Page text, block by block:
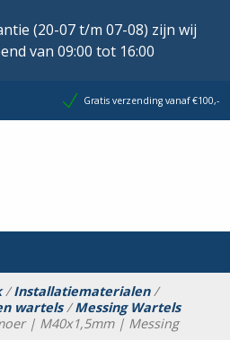
(20-07 t/m 07-08) zijn wij
van 09:00 tot 16:00
Gratis verzending vanaf €100,-
/Installatiematerialen/
wartels/Messing Wartels
| M40x1,5mm | Messing